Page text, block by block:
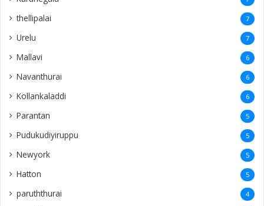
thellipalai 7
Urelu 7
Mallavi 6
Navanthurai 6
Kollankaladdi 6
Parantan 5
Pudukudiyiruppu 5
Newyork 5
Hatton 5
paruththurai 4